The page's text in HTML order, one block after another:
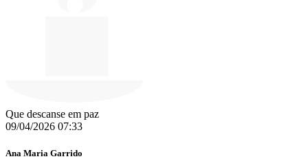
Que descanse em paz
09/04/2026 07:33
Ana Maria Garrido